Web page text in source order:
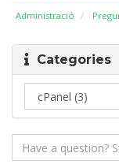
Administració
Categories